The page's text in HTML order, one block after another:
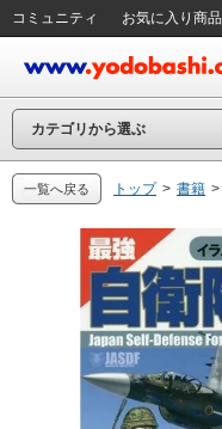
コミュニティ お気に入り商品
カテゴリから選ぶ
一覧へ戻る トップ > 書籍 >